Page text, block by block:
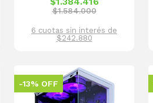
$1.584.000
6 cuotas sin interés de
$242.880
-13% OFF